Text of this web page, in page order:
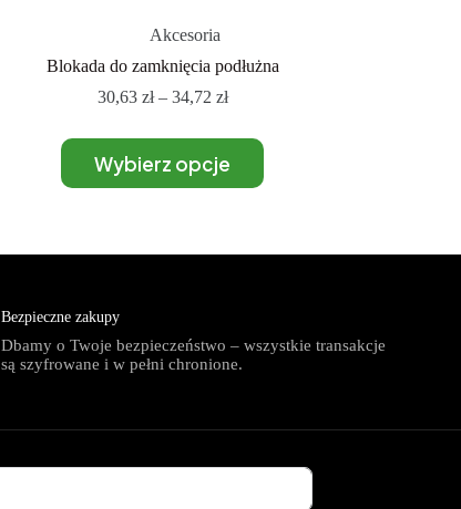
Akcesoria
Blokada do zamknięcia podłużna
30,63 zł– 34,72 zł
Wybierz opcje
Bezpieczne zakupy
Dbamy o Twoje bezpieczeństwo – wszystkie transakcje
są szyfrowane i w pełni chronione.